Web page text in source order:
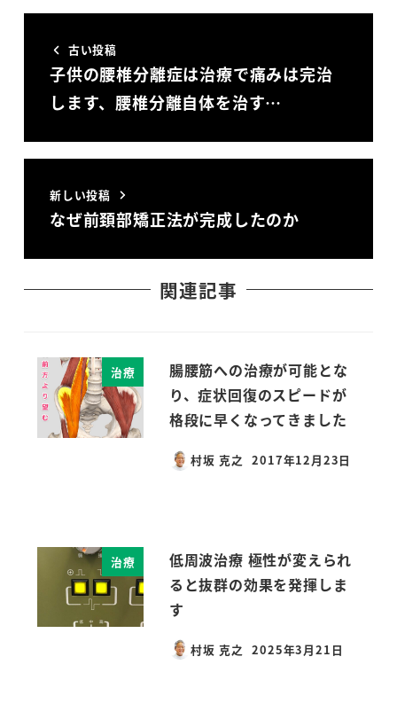
古い投稿
子供の腰椎分離症は治療で痛みは完治
します、腰椎分離自体を治す…
新しい投稿
なぜ前頚部矯正法が完成したのか
関連記事
治療
腸腰筋への治療が可能とな
り、症状回復のスピードが
格段に早くなってきました
村坂 克之
投稿日
2017年12月23日
治療
低周波治療 極性が変えられ
ると抜群の効果を発揮しま
す
村坂 克之
投稿日
2025年3月21日